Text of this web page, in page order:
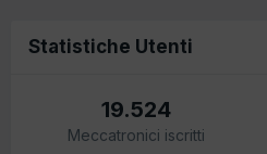
Statistiche Utenti
19.524
Meccatronici iscritti